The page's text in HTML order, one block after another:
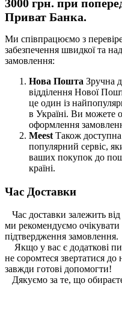
3000 грн. при
Приват Банка.
Ми співпрацюємо з
забезпечення швидкої та
замовлення:
Нова Пошта Зручна
відділення Нової
це один із
в Україні. Ви можете
оформлення
Meest Також
популярний сервіс,
ваших покупок до
країні.
Час Доставки
Час доставки залежить
ми рекомендуємо очікувати
підтвердження замовлення.
Якщо у вас є додаткові
не соромтеся звертатися
завжди готові допомогти!
Дякуємо за те, що